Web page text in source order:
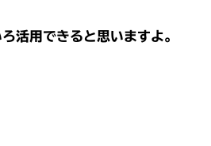
活用できると思いますよ。